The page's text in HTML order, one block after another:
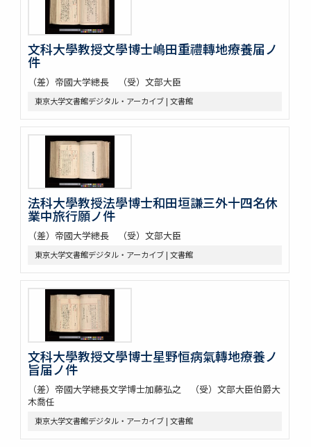
文科大學教授文學博士嶋田重禮轉地療養届ノ
件
（差）帝國大学總長 （受）文部大臣
東京大学文書館デジタル・アーカイブ | 文書館
法科大學教授法學博士和田垣謙三外十四名休
業中旅行願ノ件
（差）帝國大学總長 （受）文部大臣
東京大学文書館デジタル・アーカイブ | 文書館
文科大學教授文學博士星野恒病氣轉地療養ノ
旨届ノ件
（差）帝國大学總長文学博士加藤弘之 （受）文部大臣伯爵大
木喬任
東京大学文書館デジタル・アーカイブ | 文書館